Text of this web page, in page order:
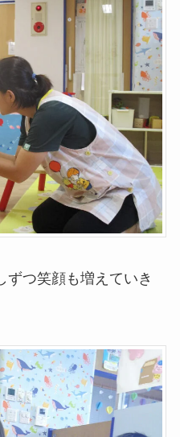
ずつ笑顔も増えていき